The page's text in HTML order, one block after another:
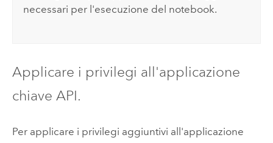
necessari per l'esecuzione del notebook.
Applicare i privilegi all'applicazione
chiave API.
Per applicare i privilegi aggiuntivi all'applicazione